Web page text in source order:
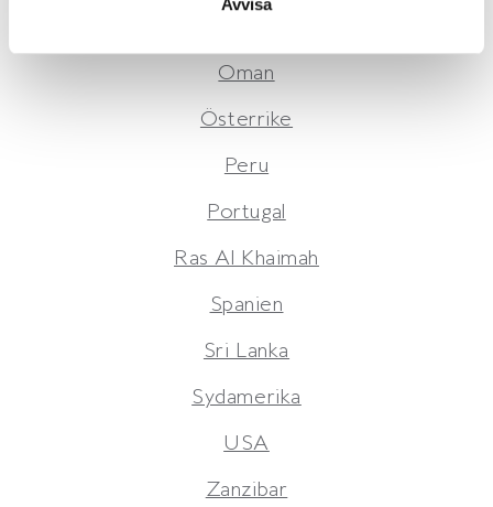
Frankrike
Oman
Österrike
Peru
Portugal
Ras Al Khaimah
Spanien
Sri Lanka
Sydamerika
USA
Zanzibar